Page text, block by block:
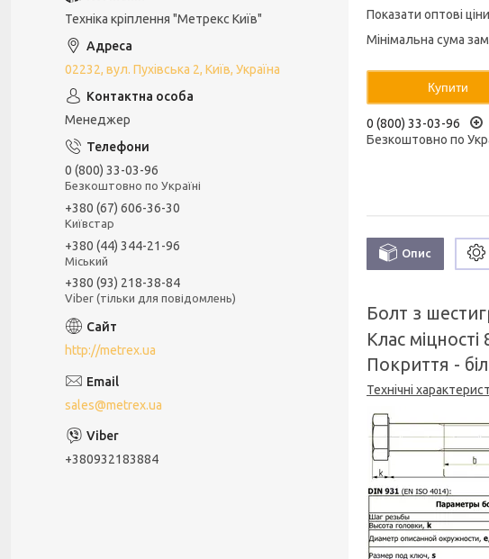
Показати оптові ціни
Мінімальна сума
Купити
0 (800) 33-03-96
Безкоштовно по
Опис
Болт з
Клас міцності
Покриття -
Технічні
Техніка кріплення "Метрекс Київ"
02232, вул. Пухівська 2, Київ, Україна
Менеджер
0 (800) 33-03-96
Безкоштовно по Україні
+380 (67) 606-36-30
Київстар
+380 (44) 344-21-96
Міський
+380 (93) 218-38-84
Viber (тільки для повідомлень)
http://metrex.ua
sales@metrex.ua
+380932183884